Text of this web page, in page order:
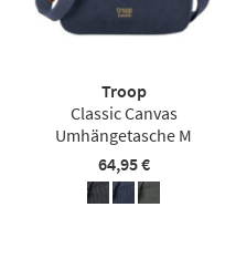
Troop
Classic Canvas
Umhängetasche M
64,95 €